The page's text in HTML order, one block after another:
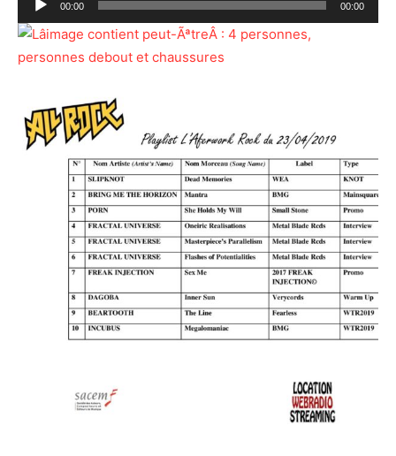
audio
00:00 00:00